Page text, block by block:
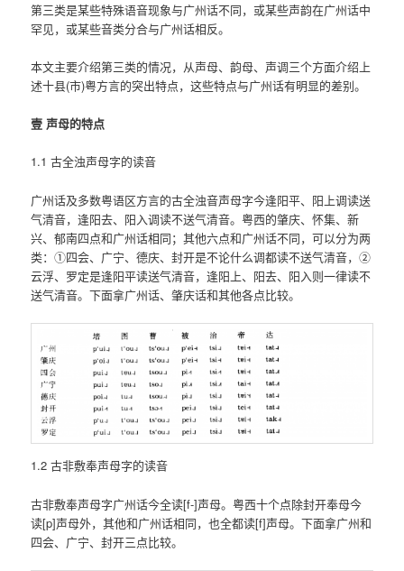
第三类是某些特殊语音现象与广州话不同，或某些声韵在广州话中
罕见，或某些音类分合与广州话相反。
本文主要介绍第三类的情况，从声母、韵母、声调三个方面介绍上
述十县(市)粤方言的突出特点，这些特点与广州话有明显的差别。
壹 声母的特点
1.1 古全浊声母字的读音
广州话及多数粤语区方言的古全浊音声母字今逢阳平、阳上调读送
气清音，逢阳去、阳入调读不送气清音。粤西的肇庆、怀集、新
兴、郁南四点和广州话相同；其他六点和广州话不同，可以分为两
类：①四会、广宁、德庆、封开是不论什么调都读不送气清音，②
云浮、罗定是逢阳平读送气清音，逢阳上、阳去、阳入则一律读不
送气清音。下面拿广州话、肇庆话和其他各点比较。
1.2 古非敷奉声母字的读音
古非敷奉声母字广州话今全读[f-]声母。粤西十个点除封开奉母今
读[p]声母外，其他和广州话相同，也全都读[f]声母。下面拿广州和
四会、广宁、封开三点比较。